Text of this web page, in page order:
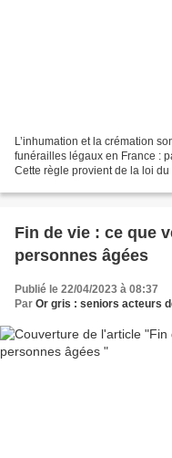
L’inhumation et la crémation
funérailles légaux en France :
Cette règle provient de la loi
Fin de vie : ce que
personnes âgées
Publié le 22/04/2023 à 08:37
Par Or gris : seniors acteurs des